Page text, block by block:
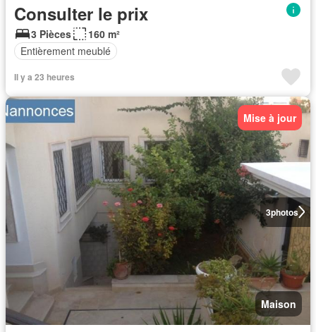
Consulter le prix
3 Pièces
160 m²
Entièrement meublé
Il y a 23 heures
3photos
Mise à jour
Maison